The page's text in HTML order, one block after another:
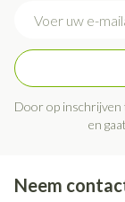
Door op inschrijven
en
Neem